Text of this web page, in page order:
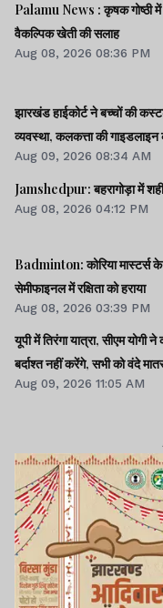
Palamu News : कृषक गोष्ठी में
वैकल्पिक खेती की सलाह
Aug 08, 2026 08:36 PM
झारखंड हाईकोर्ट ने बच्चों की
व्यवस्था, कलकत्ता की गाइडलाइन
Aug 09, 2026 08:34 AM
Jamshedpur: बहरागोड़ा में
Aug 08, 2026 04:12 PM
Badminton: कोरिया मास्टर्स
सेमीफाइनल में रक्षिता को हराया
Aug 08, 2026 03:39 PM
यूपी में तिरंगा यात्रा, सीएम योगी
बर्दाश्त नहीं करेंगे, सभी को वंदे
Aug 09, 2026 11:05 AM